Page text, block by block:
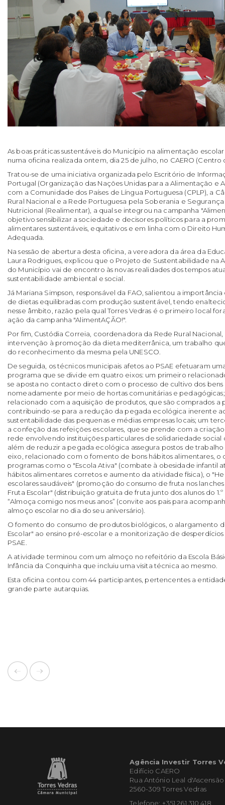
As boas práticas sustentáveis do Município na alimentação
numa oficina realizada ontem, dia 25 de julho, no CAERO
Tratou-se de uma iniciativa organizada pelo Escritório de
Portugal (Organização das Nações Unidas para a Alimentação e
com a Comunidade dos Países de Língua Portuguesa (CPLP), a
Rural Nacional e a Rede Portuguesa pela Soberania e
Nutricional (Realimentar), a qual se integrou na campanha
objetivo sensibilizar a sociedade e decisores políticos para a
alimentares sustentáveis, equitativos e em linha com o Direito
Adequada.
Na sessão de abertura desta oficina, a vereadora da área da
Laura Rodrigues, explicou que o Projeto de Sustentabilidade na
do Município vai de encontro às novas realidades dos tempos
sustentabilidade ambiental e social.
Já Mariana Simpson, responsável da FAO, salientou a
de dietas equilibradas com produção sustentável, tendo
nesse âmbito, razão pela qual Torres Vedras é o primeiro local
ação da campanha "AlimentAÇÃO!".
Por fim, Custódia Correia, coordenadora da Rede Rural Nacional,
intervenção à promoção da dieta mediterrânica, um trabalho
do reconhecimento da mesma pela UNESCO.
De seguida, os técnicos municipais afetos ao PSAE efetuaram
programa que se divide em quatro eixos: um primeiro
se aposta no contacto direto com o processo de cultivo dos
nomeadamente por meio de hortas comunitárias e
relacionado com a aquisição de produtos, que são comprados a
contribuindo-se para a redução da pegada ecológica inerente
sustentabilidade das pequenas e médias empresas locais; um
a confeção das refeições escolares, que se prende com a
rede envolvendo instituições particulares de solidariedade
além de reduzir a pegada ecológica assegura postos de trabalho
eixo, relacionado com o fomento de bons hábitos alimentares,
programas como o "Escola Ativa" (combate à obesidade infantil
hábitos alimentares corretos e aumento da atividade física), o
escolares saudáveis" (promoção do consumo de fruta nos
Fruta Escolar" (distribuição gratuita de fruta junto dos alunos do
“Almoça comigo nos meus anos” (convite aos pais para
almoço escolar no dia do seu aniversário).
O fomento do consumo de produtos biológicos, o alargamento
Escolar" ao ensino pré-escolar e a monitorização de desperdícios
PSAE.
A atividade terminou com um almoço no refeitório da Escola
Infância da Conquinha que incluiu uma visita técnica ao mesmo.
Esta oficina contou com 44 participantes, pertencentes a
grande parte autarquias.
Agência Investir Torres
Edifício CAERO
Rua António Leal d'Ascensão
2560-309 Torres Vedras
Telefone: +351 261 310 418